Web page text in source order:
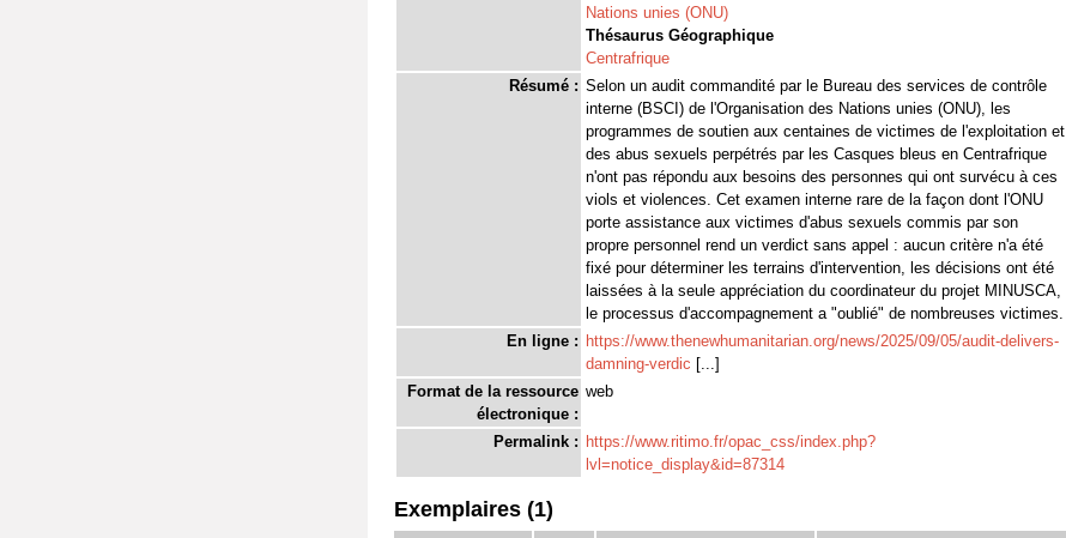
Nations unies (ONU)
Thésaurus Géographique
Centrafrique
Résumé : Selon un audit commandité par le Bureau des services de contrôle
interne (BSCI) de l'Organisation des Nations unies (ONU), les
programmes de soutien aux centaines de victimes de l'exploitation et
des abus sexuels perpétrés par les Casques bleus en Centrafrique
n'ont pas répondu aux besoins des personnes qui ont survécu à ces
viols et violences. Cet examen interne rare de la façon dont l'ONU
porte assistance aux victimes d'abus sexuels commis par son
propre personnel rend un verdict sans appel : aucun critère n'a été
fixé pour déterminer les terrains d'intervention, les décisions ont été
laissées à la seule appréciation du coordinateur du projet MINUSCA,
le processus d'accompagnement a "oublié" de nombreuses victimes.
En ligne : https://www.thenewhumanitarian.org/news/2025/09/05/audit-delivers-
damning-verdic [...]
Format de la ressource
électronique :
web
Permalink : https://www.ritimo.fr/opac_css/index.php?
lvl=notice_display&id=87314
Exemplaires (1)